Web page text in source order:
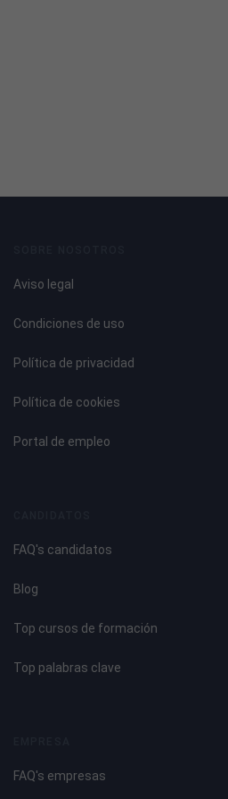
-Se valorara Master en gestión
como experiencia previa en la
Aviso legal
Condiciones de uso
Política de privacidad
Política de cookies
Portal de empleo
FAQ's candidatos
Blog
Top cursos de formación
Top palabras clave
FAQ's empresas